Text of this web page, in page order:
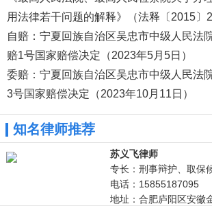
用法律若干问题的解释》（法释〔2015〕
自赔：宁夏回族自治区吴忠市中级人民法
赔1号国家赔偿决定（2023年5月5日）
委赔：宁夏回族自治区吴忠市中级人民法
3号国家赔偿决定（2023年10月11日）
知名律师推荐
苏义飞律师
专长：刑事辩护、取保
电话：15855187095
地址：合肥庐阳区安徽